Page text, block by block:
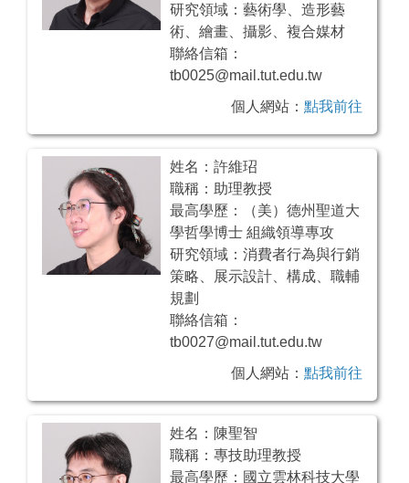
研究領域：藝術學、造形藝
術、繪畫、攝影、複合媒材
聯絡信箱：
tb0025@mail.tut.edu.tw
個人網站： 點我前往
姓名：許維玿
職稱：助理教授
最高學歷：（美）德州聖道大
學哲學博士 組織領導專攻
研究領域：消費者行為與行銷
策略、展示設計、構成、職輔
規劃
聯絡信箱：
tb0027@mail.tut.edu.tw
個人網站： 點我前往
姓名：陳聖智
職稱：專技助理教授
最高學歷：國立雲林科技大學